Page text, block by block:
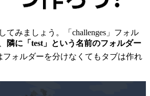
てみましょう。「challenges」フォル
隣に「test」という名前のフォルダー
フォルダーを分けなくてもタブは作れ